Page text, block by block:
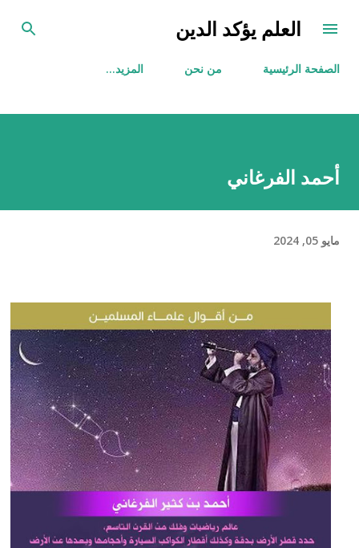
التخطي إلى المحتوى الرئيسي
العلم يؤكد الدين
الصفحة الرئيسية من نحن ‏المزيد…
أحمد الفرغاني
مايو 05, 2024